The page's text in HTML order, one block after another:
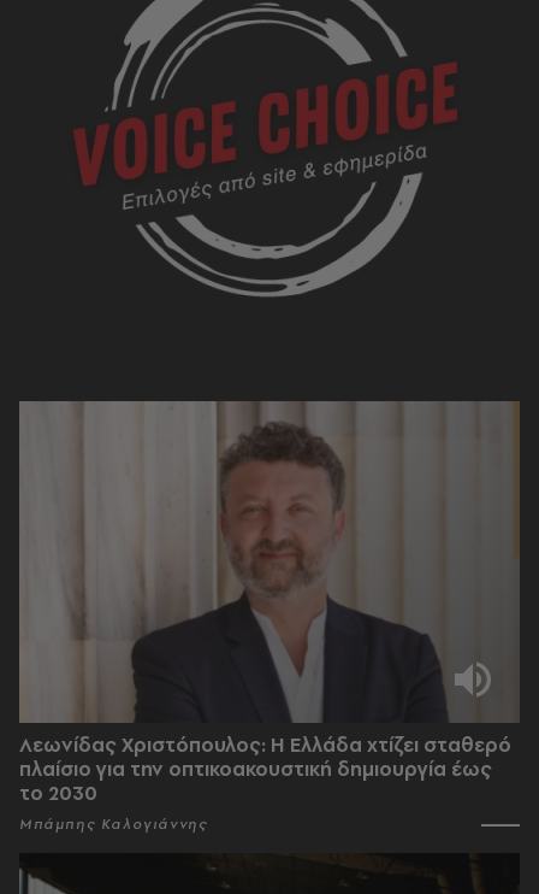
Λεωνίδας Χριστόπουλος: Η Ελλάδα χτίζει σταθερό
πλαίσιο για την οπτικοακουστική δημιουργία έως
το 2030
Μπάμπης Καλογιάννης